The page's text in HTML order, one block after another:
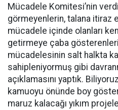
Mücadele Komitesi’nin
görmeyenlerin, talana itiraz
mücadele içinde olanları
getirmeye çaba
mücadelesinin salt halkta
sahipleniyormuş gibi
açıklamasını yaptık.
kamuoyu önünde boy
maruz kalacağı yıkım